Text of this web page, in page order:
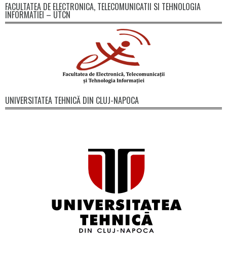
FACULTATEA DE ELECTRONICA, TELECOMUNICATII SI TEHNOLOGIA
INFORMATIEI – UTCN
UNIVERSITATEA TEHNICĂ DIN CLUJ-NAPOCA